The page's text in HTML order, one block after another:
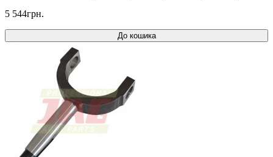
5 544грн.
До кошика